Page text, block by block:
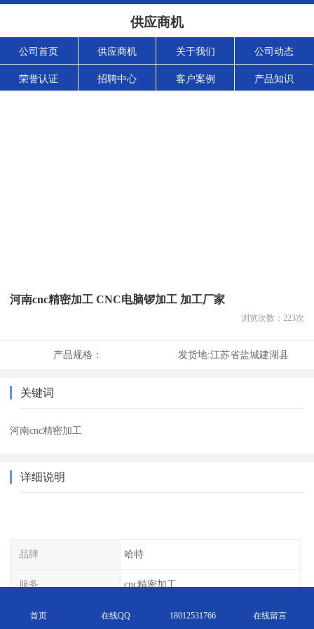
供应商机
公司首页 供应商机 关于我们 公司动态
荣誉认证 招聘中心 客户案例 产品知识
河南cnc精密加工 CNC电脑锣加工 加工厂家
浏览次数： 223次
产品规格： 发货地:江苏省盐城建湖县
关键词
河南cnc精密加工
详细说明
品牌 哈特
服务 cnc精密加工
加工精度 精密
首页 在线QQ 18012531766 在线留言